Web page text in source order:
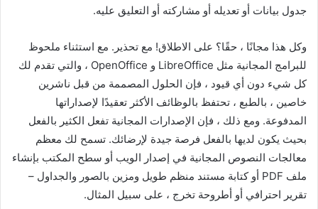
جدول بيانات أو تعديله أو مشاركته أو التعليق عليه.
وكل هذا مجانًا ، حقًا؟ على الاطلاق! مع تحذير. مع استثناء ملحوظ
للبرامج المجانية مثل LibreOffice و OpenOffice ، والتي تقدم لك
كل شيء دون أي قيود ، فإن الحلول المصممة من قبل ناشرين
خاصين ، بالطبع ، تحتفظ بالوظائف الأكثر تعقيدًا لإصداراتها
المدفوعة. ومع ذلك ، فإن الإصدارات المجانية تفعل الكثير بالفعل
بحيث يكون لديها بالفعل فرصة جيدة لإرضائك. تسمح لك معظم
معالجات النصوص المجانية في إصدار الويب أو سطح المكتب بإنشاء
ملف PDF أو كتابة مستند منظم طويل ومزين بالصور والجداول –
تقرير احترافي أو أطروحة تخرج ، على سبيل المثال.